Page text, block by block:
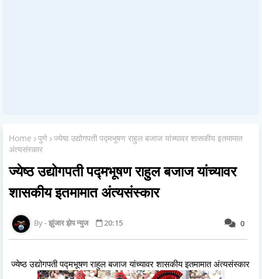
Home पुणे ज्येष्ठ उद्योगपती पद्मभूषण राहुल बजाज यांच्यावर शासकीय इतमामात
अंत्यसंस्कार
ज्येष्ठ उद्योगपती पद्मभूषण राहुल बजाज यांच्यावर
शासकीय इतमामात अंत्यसंस्कार
0
झुंजार झेप न्युज 20:15
ज्येष्ठ उद्योगपती पद्मभूषण राहुल बजाज यांच्यावर शासकीय इतमामात अंत्यसंस्कार